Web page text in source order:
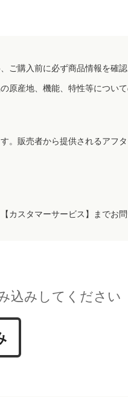
購入前に必ず商品情報を確
原産地、機能、特性等につい
販売者から提供されるアフ
カスタマーサービス】までお
込みしてください